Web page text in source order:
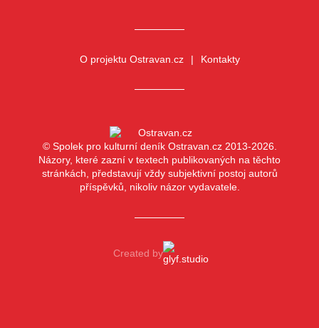
O projektu Ostravan.cz Kontakty
© Spolek pro kulturní deník Ostravan.cz 2013-2026.
Názory, které zazní v textech publikovaných na těchto
stránkách, představují vždy subjektivní postoj autorů
příspěvků, nikoliv názor vydavatele.
Created by